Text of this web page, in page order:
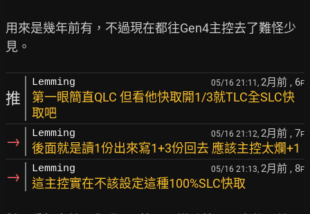
用來是幾年前有，不過現在都往Gen4主控去了難怪少
推
Lemming 05/16 21:11, 2月前 , 6F
第一眼簡直QLC 但看他快取開1/3就TLC全SLC快
取吧
→ Lemming 05/16 21:12, 2月前 , 7F
後面就是讀1份出來寫1+3份回去 應該主控太爛+1
→ Lemming 05/16 21:13, 2月前 , 8F
這主控實在不該設定這種100%SLC快取